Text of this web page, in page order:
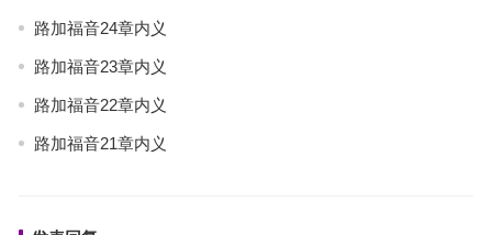
路加福音24章内义
路加福音23章内义
路加福音22章内义
路加福音21章内义